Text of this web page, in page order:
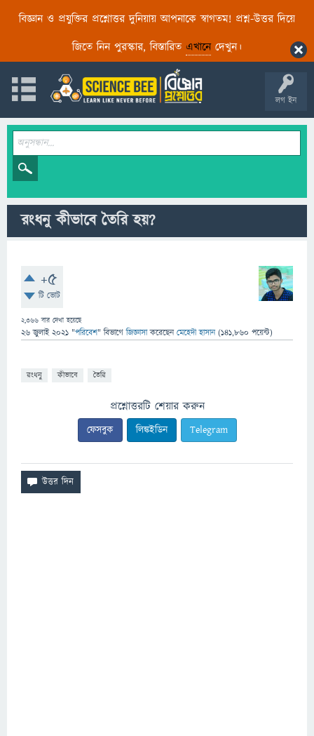
বিজ্ঞান ও প্রযুক্তির প্রশ্নোত্তর দুনিয়ায় আপনাকে স্বাগতম! প্রশ্ন-উত্তর দিয়ে
জিতে নিন পুরস্কার, বিস্তারিত এখানেদেখুন।
লগ ইন
রংধনু কীভাবে তৈরি হয়?
+5
টি ভোট
2,366 বার দেখা হয়েছে
26 জুলাই 2021 "পরিবেশ" বিভাগে জিজ্ঞাসাকরেছেনমেহেদী হাসান (141,860 পয়েন্ট)
রংধনু কীভাবে তৈরি
প্রশ্নোত্তরটি শেয়ার করুন
ফেসবুক লিঙ্কইডিন Telegram